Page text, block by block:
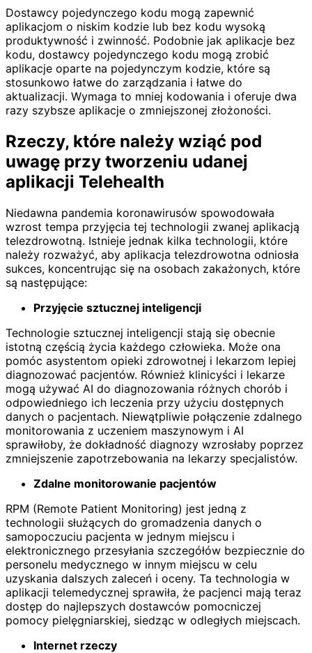
Dostawcy pojedynczego kodu mogą zapewnić
aplikacjom o niskim kodzie lub bez kodu wysoką
produktywność i zwinność. Podobnie jak aplikacje bez
kodu, dostawcy pojedynczego kodu mogą zrobić
aplikacje oparte na pojedynczym kodzie, które są
stosunkowo łatwe do zarządzania i łatwe do
aktualizacji. Wymaga to mniej kodowania i oferuje dwa
razy szybsze aplikacje o zmniejszonej złożoności.
Rzeczy, które należy wziąć pod
uwagę przy tworzeniu udanej
aplikacji Telehealth
Niedawna pandemia koronawirusów spowodowała
wzrost tempa przyjęcia tej technologii zwanej aplikacją
telezdrowotną. Istnieje jednak kilka technologii, które
należy rozważyć, aby aplikacja telezdrowotna odniosła
sukces, koncentrując się na osobach zakażonych, które
są następujące:
Przyjęcie sztucznej inteligencji
Technologie sztucznej inteligencji stają się obecnie
istotną częścią życia każdego człowieka. Może ona
pomóc asystentom opieki zdrowotnej i lekarzom lepiej
diagnozować pacjentów. Również klinicyści i lekarze
mogą używać AI do diagnozowania różnych chorób i
odpowiedniego ich leczenia przy użyciu dostępnych
danych o pacjentach. Niewątpliwie połączenie zdalnego
monitorowania z uczeniem maszynowym i AI
sprawiłoby, że dokładność diagnozy wzrosłaby poprzez
zmniejszenie zapotrzebowania na lekarzy specjalistów.
Zdalne monitorowanie pacjentów
RPM (Remote Patient Monitoring) jest jedną z
technologii służących do gromadzenia danych o
samopoczuciu pacjenta w jednym miejscu i
elektronicznego przesyłania szczegółów bezpiecznie do
personelu medycznego w innym miejscu w celu
uzyskania dalszych zaleceń i oceny. Ta technologia w
aplikacji telemedycznej sprawiła, że pacjenci mają teraz
dostęp do najlepszych dostawców pomocniczej
pomocy pielęgniarskiej, siedząc w odległych miejscach.
Internet rzeczy